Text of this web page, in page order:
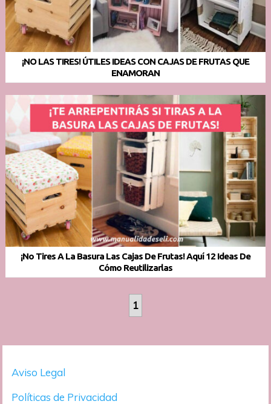
¡NO LAS TIRES! ÚTILES IDEAS CON CAJAS DE FRUTAS QUE
ENAMORAN
¡No Tires A La Basura Las Cajas De Frutas! Aquí 12 Ideas De
Cómo Reutilizarlas
1
Aviso Legal
Políticas de Privacidad